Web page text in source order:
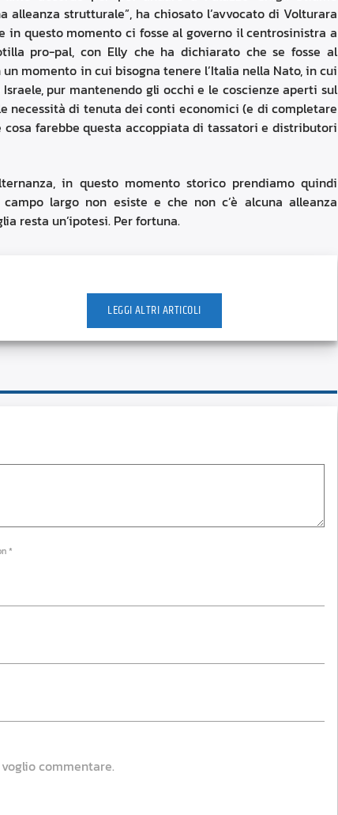
alleanza strutturale”, ha chiosato l’avvocato di Volturara
in questo momento ci fosse al governo il centrosinistra a
pro-pal, con Elly che ha dichiarato che se fosse al
momento in cui bisogna tenere l’Italia nella Nato, in cui
pur mantenendo gli occhi e le coscienze aperti sul
necessità di tenuta dei conti economici (e di completare
farebbe questa accoppiata di tassatori e distributori
in questo momento storico prendiamo quindi
largo non esiste e che non c’è alcuna alleanza
resta un’ipotesi. Per fortuna.
LEGGI ALTRI ARTICOLI
*
commentare.